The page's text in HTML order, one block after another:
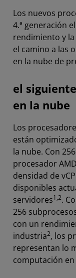
Los nuevos
4.ª generación
rendimiento y
el camino a las
en la nube de
el
en la nube
Los
están
la nube. Con
procesador
densidad de
disponibles
servidores1,2.
256
con un
industria2, los
representan lo
computación en